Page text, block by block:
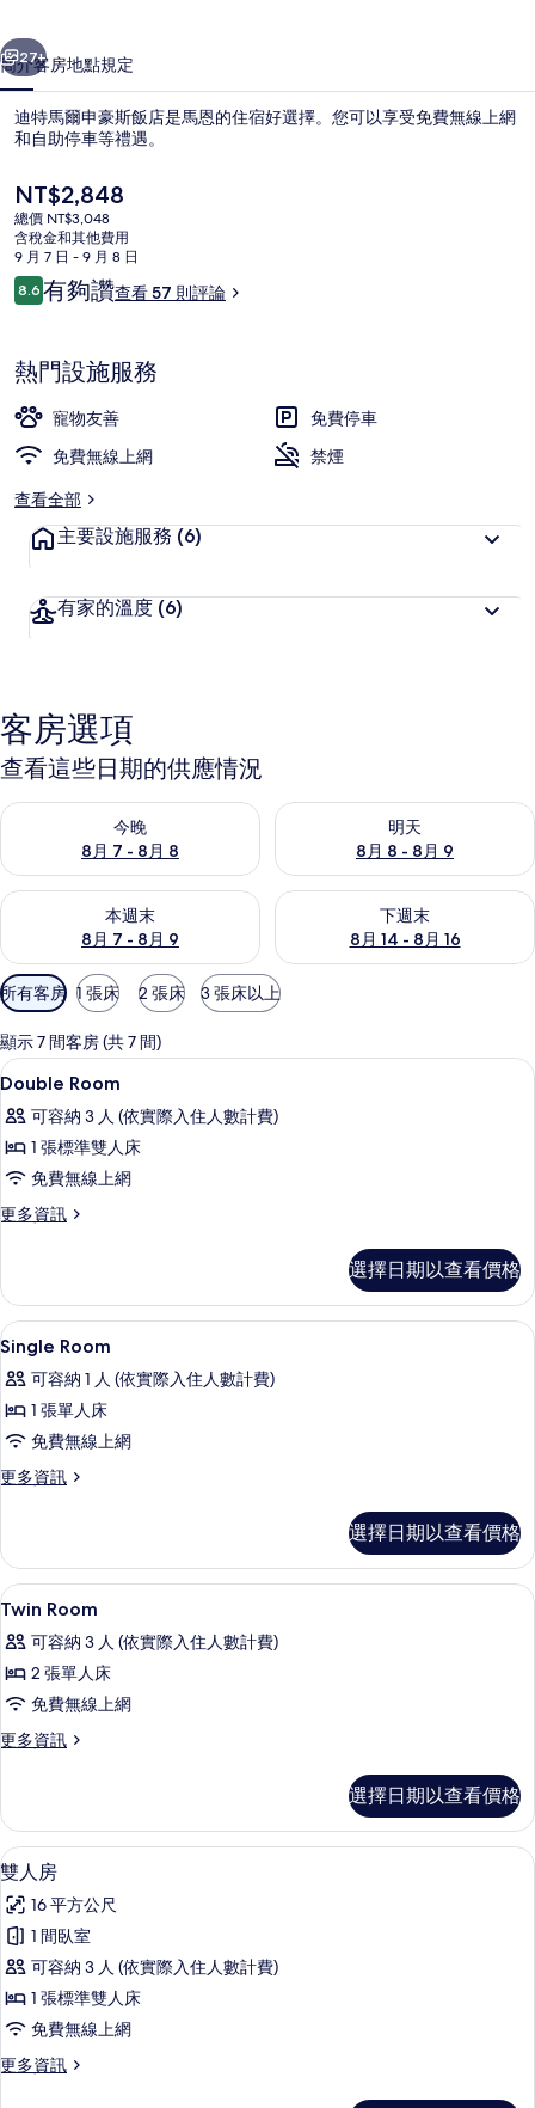
飯
店
的
片
集
個 下一個
27+
簡介客房地點規定
迪特馬爾申豪斯飯店是馬恩的住宿好選擇。您可以享受免費無線上網
和自助停車等禮遇。
目
前
的
價
格
是
NT$2,848
總價 NT$3,048
含稅金和其他費用
9 月 7 日 - 9 月 8 日
評
論
8.68.6 分，滿分 10 分，
有夠讚查看 57 則評論
熱門設施服務
寵物友善
免費停車
免費無線上網
禁煙
查看全部
主要設施服務 (6)
有家的溫度 (6)
客房選項
查看這些日期的供應情況
今晚
8月 7 - 8月 8
查看今晚 (8月 7 - 8月 8) 的供應情況
明天
8月 8 - 8月 9
查看明天 (8月 8 - 8月 9) 的供
本週末
8月 7 - 8月 9
查看本週末 (8月 7 - 8月 9) 的供應情況
下週末
8月 14 - 8月 16
查看下週末 (8月 14 - 8月 16)
可
用
的
客
房
篩
選
條
所有客房 1 張床 2 張床 3 張床以上
顯示 7 間客房 (共 7 間)
顯
示
Double
Room
的
所
片
書桌、遮光布/窗簾、免費無線上網、
10
Double Room
可容納 3 人 (依實際入住人數計費)
1 張標準雙人床
免費無線上網
更多資訊
更
的
詳
情
選擇日期以查看價格
顯
示
Single
Room
的
所
片
書桌、遮光布/窗簾、免費無線上網、
3
Single Room
可容納 1 人 (依實際入住人數計費)
1 張單人床
免費無線上網
更多資訊
更
的
詳
情
選擇日期以查看價格
顯
示
Twin
Room
的
所
片
書桌、遮光布/窗簾、免費無線上網、
4
Twin Room
可容納 3 人 (依實際入住人數計費)
2 張單人床
免費無線上網
更多資訊
更
的
詳
情
選擇日期以查看價格
顯
示
雙
人
房
的
有
雙人房 | 書桌、遮光布/窗簾、免費無
10
雙人房
16 平方公尺
1 間臥室
可容納 3 人 (依實際入住人數計費)
1 張標準雙人床
免費無線上網
更多資訊
更